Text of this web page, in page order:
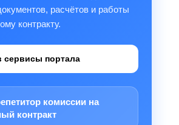
расчётов и работы
контракту.
сервисы портала
комиссии на
контракт